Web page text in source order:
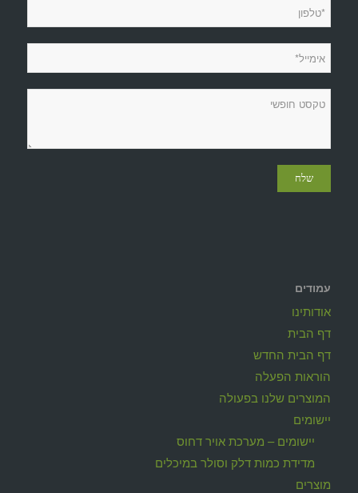
עמודים
אודותינו
דף הבית
דף הבית החדש
הוראות הפעלה
המוצרים שלנו בפעולה
יישומים
יישומים – מערכת אויר דחוס
מדידת כמות דלק וסולר במיכלים
מוצרים